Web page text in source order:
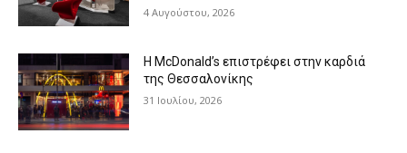
4 Αυγούστου, 2026
Η McDonald’s επιστρέφει στην καρδιά
της Θεσσαλονίκης
31 Ιουλίου, 2026